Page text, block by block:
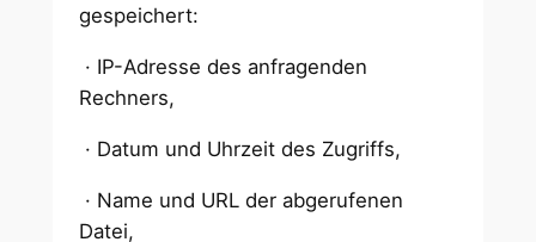
gespeichert:
· IP-Adresse des anfragenden
Rechners,
· Datum und Uhrzeit des Zugriffs,
· Name und URL der abgerufenen
Datei,